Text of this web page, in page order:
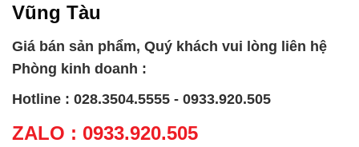
Vũng Tàu
Giá bán sản phẩm, Quý khách vui lòng liên hệ
Phòng kinh doanh :
Hotline : 028.3504.5555 - 0933.920.505
ZALO : 0933.920.505